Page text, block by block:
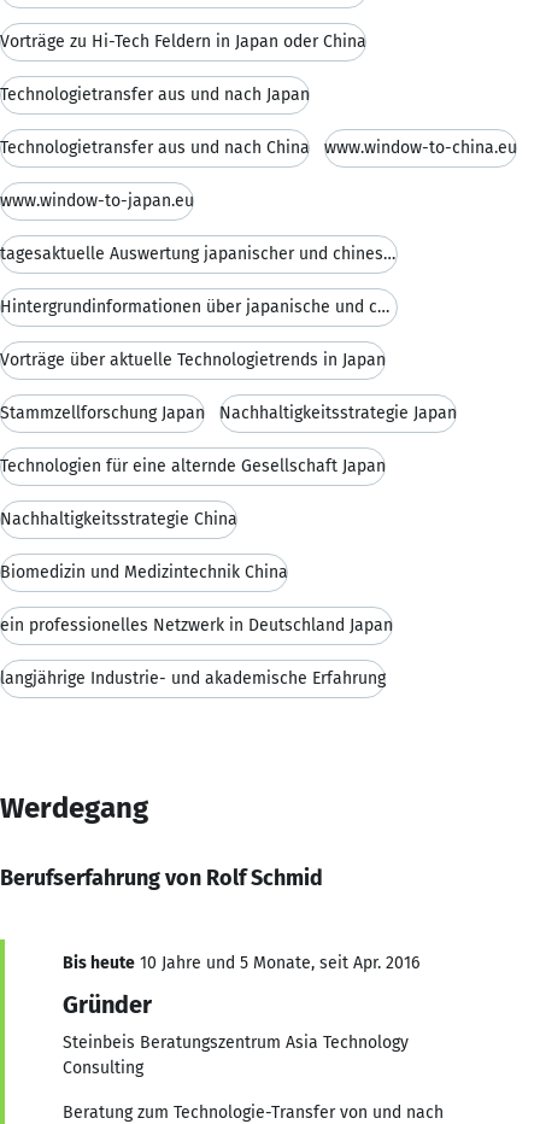
Vorträge zu Hi-Tech Feldern in Japan oder China
Technologietransfer aus und nach Japan
Technologietransfer aus und nach China www.window-to-china.eu
www.window-to-japan.eu
tagesaktuelle Auswertung japanischer und chinesisc
Hintergrundinformationen über japanische und chine
Vorträge über aktuelle Technologietrends in Japan
Stammzellforschung Japan Nachhaltigkeitsstrategie Japan
Technologien für eine alternde Gesellschaft Japan
Nachhaltigkeitsstrategie China
Biomedizin und Medizintechnik China
ein professionelles Netzwerk in Deutschland Japan
langjährige Industrie- und akademische Erfahrung
Werdegang
Berufserfahrung von Rolf Schmid
Bis heute 10 Jahre und 5 Monate, seit Apr. 2016
Gründer
Steinbeis Beratungszentrum Asia Technology
Consulting
Beratung zum Technologie-Transfer von und nach